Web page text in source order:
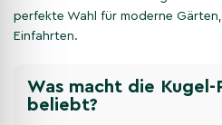
perfekte Wahl für moderne
Einfahrten.
Was macht die Kugel-
beliebt?